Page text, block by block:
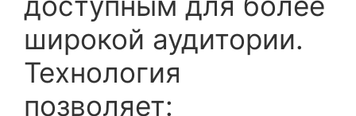
широкой аудитории.
Технология
позволяет: